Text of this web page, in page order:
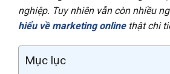
nghiệp. Tuy nhiên vẫn còn nhiều
hiểu về marketing onlinethật chi
Mục lục